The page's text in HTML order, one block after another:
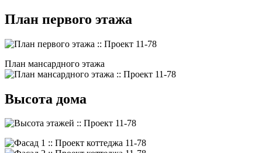
План первого этажа
План мансардного этажа
Высота дома